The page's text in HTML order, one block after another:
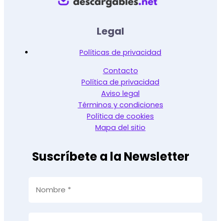
Legal
Políticas de privacidad
Contacto
Política de privacidad
Aviso legal
Términos y condiciones
Política de cookies
Mapa del sitio
Suscríbete a la Newsletter